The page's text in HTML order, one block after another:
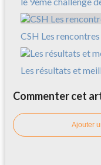
CSH Les
Les résultats et
Commenter cet
Ajouter